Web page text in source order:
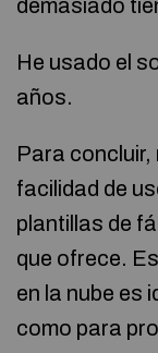
demasiado
He usado el
años.
Para concluir,
facilidad de
plantillas de
que ofrece.
en la nube es
como para